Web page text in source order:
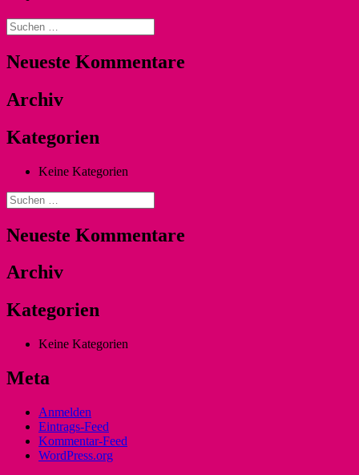
Suchen
nach:
Neueste Kommentare
Archiv
Kategorien
Keine Kategorien
Suchen
nach:
Neueste Kommentare
Archiv
Kategorien
Keine Kategorien
Meta
Anmelden
Eintrags-Feed
Kommentar-Feed
WordPress.org